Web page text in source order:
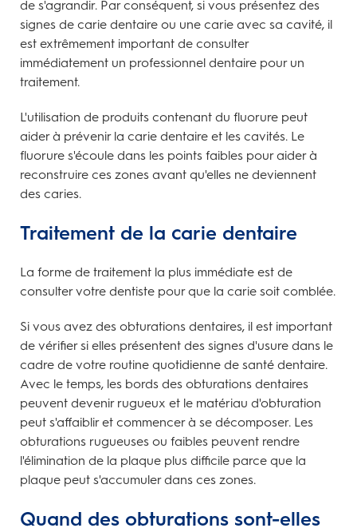
de s'agrandir. Par conséquent, si vous présentez des
signes de carie dentaire ou une carie avec sa cavité, il
est extrêmement important de consulter
immédiatement un professionnel dentaire pour un
traitement.
L'utilisation de produits contenant du fluorure peut
aider à prévenir la carie dentaire et les cavités. Le
fluorure s'écoule dans les points faibles pour aider à
reconstruire ces zones avant qu'elles ne deviennent
des caries.
Traitement de la carie dentaire
La forme de traitement la plus immédiate est de
consulter votre dentiste pour que la carie soit comblée.
Si vous avez des obturations dentaires, il est important
de vérifier si elles présentent des signes d'usure dans le
cadre de votre routine quotidienne de santé dentaire.
Avec le temps, les bords des obturations dentaires
peuvent devenir rugueux et le matériau d'obturation
peut s'affaiblir et commencer à se décomposer. Les
obturations rugueuses ou faibles peuvent rendre
l'élimination de la plaque plus difficile parce que la
plaque peut s'accumuler dans ces zones.
Quand des obturations sont-elles